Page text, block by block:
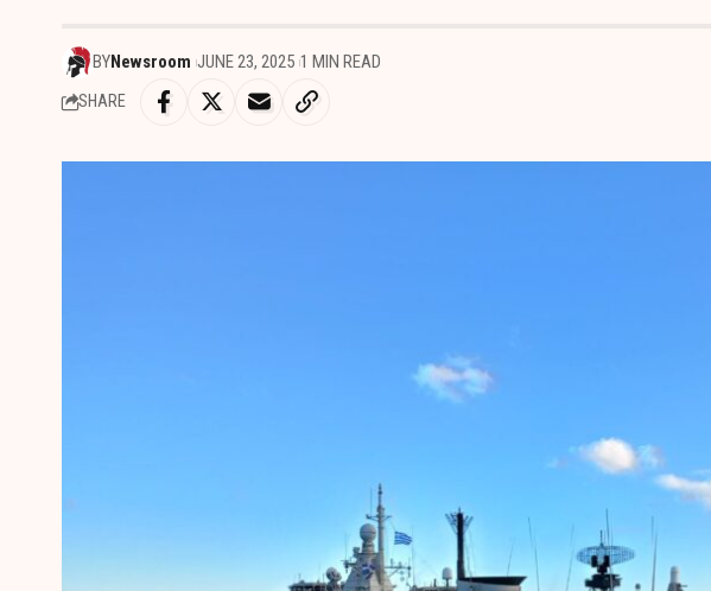
BYNewsroom JUNE 23, 2025 1 MIN READ
SHARE